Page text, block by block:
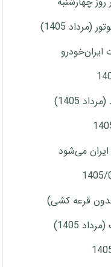
1405)
ایران‌خودرو
1405)
1405)